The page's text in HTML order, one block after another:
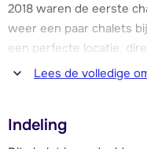
2018 waren de eerste
weer een paar chalets
een perfecte locatie,
boven het dalstation
Menuires en Méribel
Lees de volledige
Indeling